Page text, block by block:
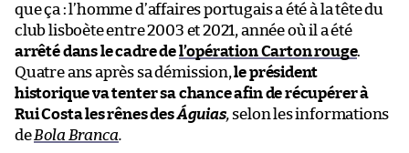
que ça : l’homme d’affaires portugais a été à la tête du
club lisboète entre 2003 et 2021, année où il a été
arrêté dans le cadre del’opération Carton rouge.
Quatre ans après sa démission,le président
historique va tenter sa chance afin de récupérer à
Rui Costa les rênes desÁguias, selon les informations
deBola Branca.